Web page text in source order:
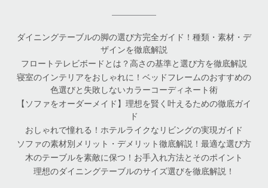
ダイニングテーブルの脚の選び方完全ガイド！種類・素材・デ
ザインを徹底解説
フロートテレビボードとは？高さの基準と選び方を徹底解説
寝室のインテリアをおしゃれに！ベッドフレームのおすすめの
色選びと失敗しないカラーコーディネート術
【ソファをオーダーメイド】理想を賢く叶えるための徹底ガイ
ド
おしゃれで憧れる！ホテルライクなリビングの実現ガイド
ソファの素材別メリット・デメリット徹底解説！最適な選び方
木のテーブルを素敵に保つ！お手入れ方法とそのポイント
理想のダイニングテーブルのサイズ選びを徹底解説！